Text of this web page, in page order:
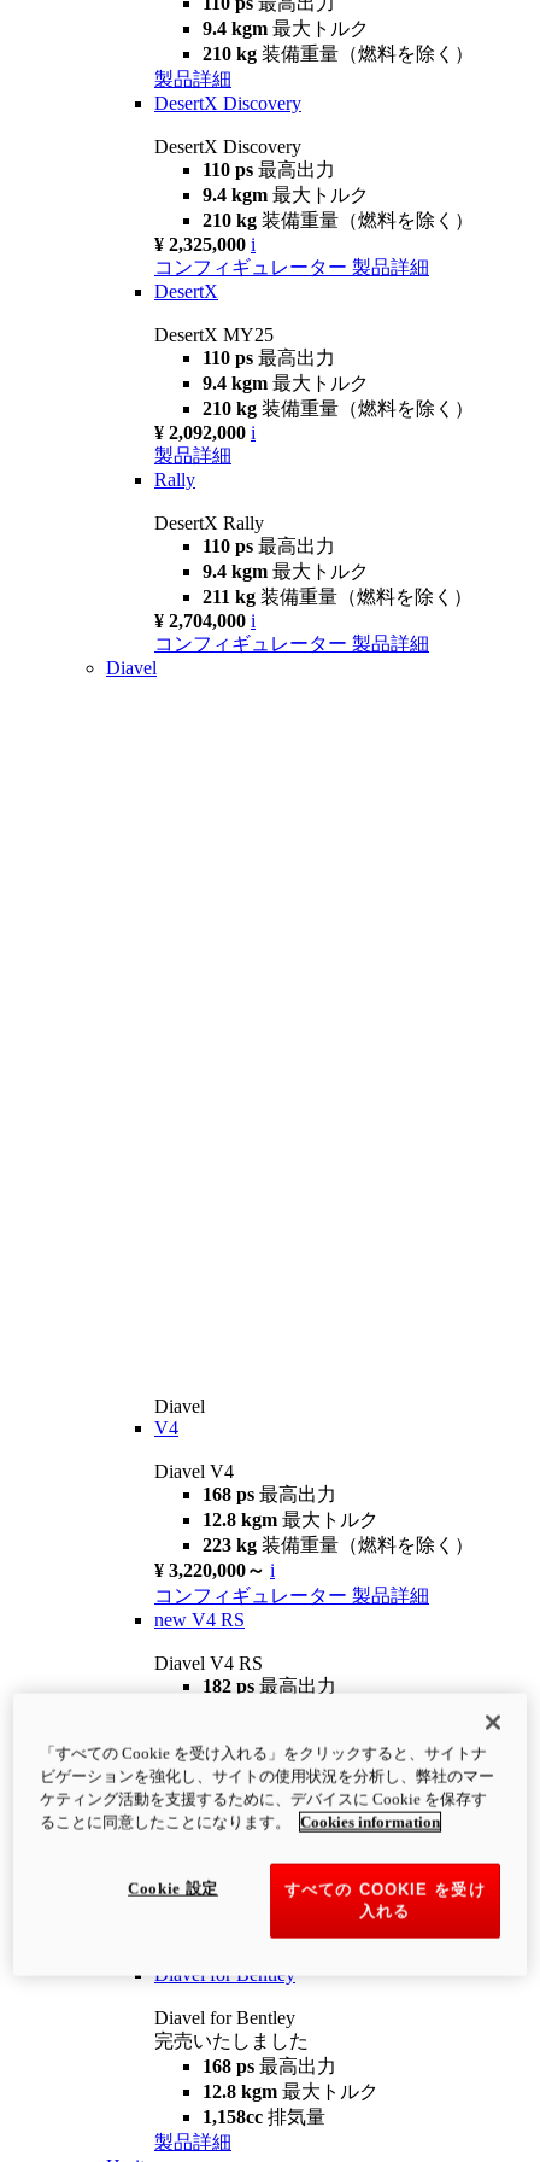
9.4 kgm 最大トルク
210 kg 装備重量（燃料を除く）
製品詳細
DesertX Discovery
DesertX Discovery
110 ps 最高出力
9.4 kgm 最大トルク
210 kg 装備重量（燃料を除く）
¥ 2,325,000 i
コンフィギュレーター 製品詳細
DesertX
DesertX MY25
110 ps 最高出力
9.4 kgm 最大トルク
210 kg 装備重量（燃料を除く）
¥ 2,092,000 i
製品詳細
Rally
DesertX Rally
110 ps 最高出力
9.4 kgm 最大トルク
211 kg 装備重量（燃料を除く）
¥ 2,704,000 i
コンフィギュレーター 製品詳細
Diavel
Diavel
V4
Diavel V4
168 ps 最高出力
12.8 kgm 最大トルク
223 kg 装備重量（燃料を除く）
¥ 3,220,000～ i
コンフィギュレーター 製品詳細
new V4 RS
Diavel V4 RS
182 ps 最高出力
¥4,400,000 i
コンフィギュレーター 製品詳細
newV4 RS 100
12.2 kgm
最大トルク
装備重量（燃料を除く）
Diavel for Bentley
Diavel for Bentley
完売いたしました
168 ps 最高出力
12.8 kgm 最大トルク
1,158cc 排気量
製品詳細
「すべての Cookie を受け入れる」をクリックすると、サイトナ
ビゲーションを強化し、サイトの使用状況を分析し、弊社のマー
ケティング活動を支援するために、デバイスに Cookie を保存す
ることに同意したことになります。
Cookies information
すべての COOKIE を受け
入れる
Cookie 設定